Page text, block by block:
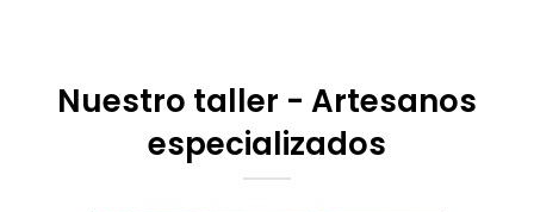
Nuestro taller - Artesanos
especializados